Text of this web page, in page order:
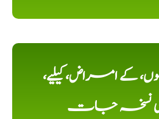
کے امراض، کیلیے،
نسخہ جات